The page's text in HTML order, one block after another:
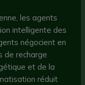
les agents
intelligente des
négocient en
de recharge
et de la
réduit